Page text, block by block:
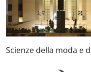
Scienze della moda e